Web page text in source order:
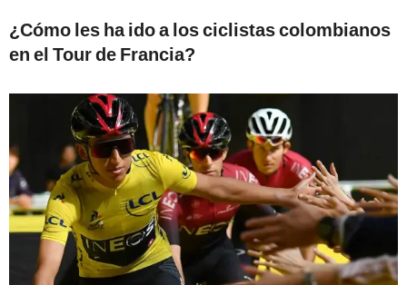
¿Cómo les ha ido a los ciclistas colombianos
en el Tour de Francia?